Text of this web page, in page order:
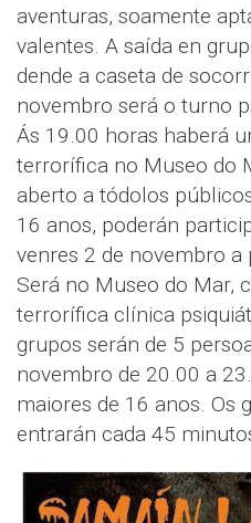
aventuras, soamente
valentes. A saída en
dende a caseta de
novembro será o turno
Ás 19.00 horas haberá
terrorífica no Museo do
aberto a tódolos
16 anos, poderán
venres 2 de novembro a
Será no Museo do Mar,
terrorífica clínica
grupos serán de 5
novembro de 20.00 a
maiores de 16 anos. Os
entrarán cada 45